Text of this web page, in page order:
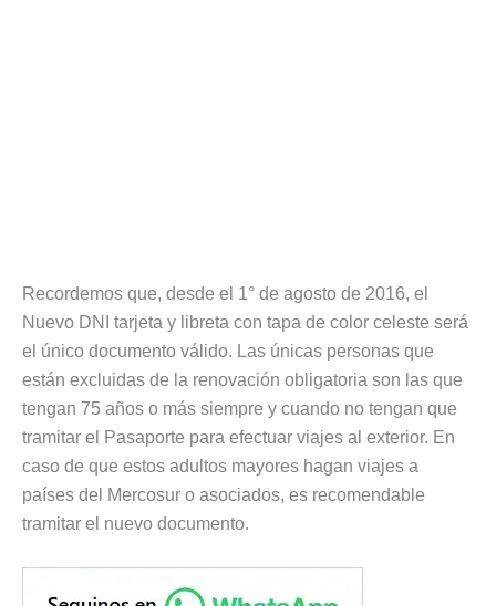
Recordemos que, desde el 1° de agosto de 2016, el
Nuevo DNI tarjeta y libreta con tapa de color celeste será
el único documento válido. Las únicas personas que
están excluidas de la renovación obligatoria son las que
tengan 75 años o más siempre y cuando no tengan que
tramitar el Pasaporte para efectuar viajes al exterior. En
caso de que estos adultos mayores hagan viajes a
países del Mercosur o asociados, es recomendable
tramitar el nuevo documento.